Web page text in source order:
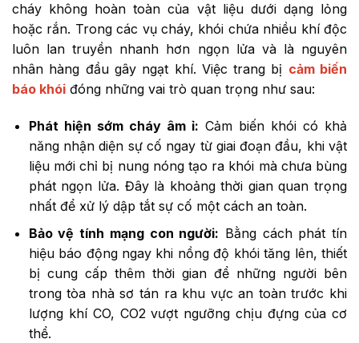
cháy không hoàn toàn của vật liệu dưới dạng lỏng
hoặc rắn. Trong các vụ cháy, khói chứa nhiều khí độc
luôn lan truyền nhanh hơn ngọn lửa và là nguyên
nhân hàng đầu gây ngạt khí. Việc trang bị cảm biến
báo khói đóng những vai trò quan trọng như sau:
Phát hiện sớm cháy âm ỉ: Cảm biến khói có khả
năng nhận diện sự cố ngay từ giai đoạn đầu, khi vật
liệu mới chỉ bị nung nóng tạo ra khói mà chưa bùng
phát ngọn lửa. Đây là khoảng thời gian quan trọng
nhất để xử lý dập tắt sự cố một cách an toàn.
Bảo vệ tính mạng con người: Bằng cách phát tín
hiệu báo động ngay khi nồng độ khói tăng lên, thiết
bị cung cấp thêm thời gian để những người bên
trong tòa nhà sơ tán ra khu vực an toàn trước khi
lượng khí CO, CO2 vượt ngưỡng chịu đựng của cơ
thể.